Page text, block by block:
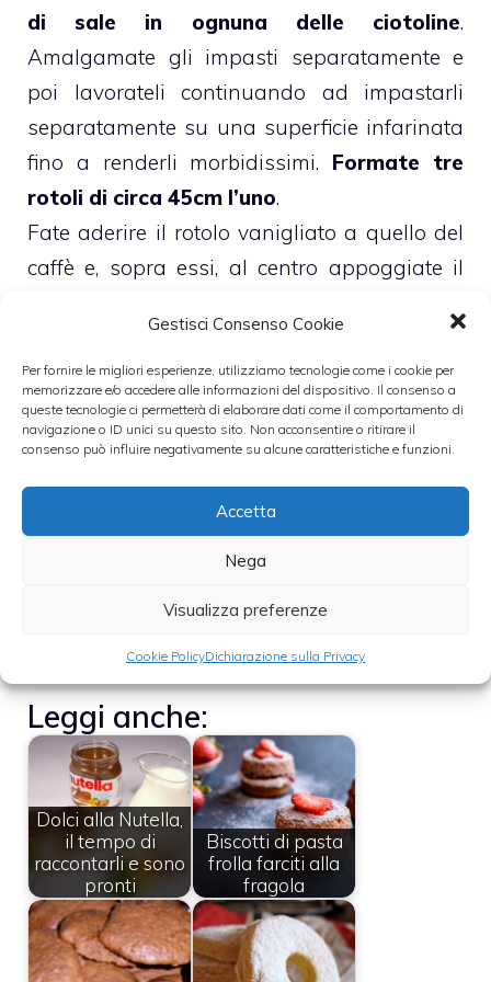
Gestisci Consenso Cookie
Per fornire le migliori esperienze, utilizziamo tecnologie come i cookie per
memorizzare e/o accedere alle informazioni del dispositivo. Il consenso a
queste tecnologie ci permetterà di elaborare dati come il comportamento di
navigazione o ID unici su questo sito. Non acconsentire o ritirare il
consenso può influire negativamente su alcune caratteristiche e funzioni.
Accetta
Nega
Visualizza preferenze
Cookie PolicyDichiarazione sulla Privacy
di sale in ognuna delle ciotoline.
Amalgamate gli impasti separatamente e
poi lavorateli continuando ad impastarli
separatamente su una superficie infarinata
fino a renderli morbidissimi. Formate tre
rotoli di circa 45cm l’uno.
Fate aderire il rotolo vanigliato a quello del
caffè e, sopra essi, al centro appoggiate il
Dividete i tre rotoli uniti insieme a metà e
fateli raffreddare in frigorifero per circa 4
ore.
1/2cm, sistematele sopra delle placche
imburrate e cuocete in forno già caldo per
Leggi anche:
Dolci alla Nutella,
il tempo di
raccontarli e sono
pronti
Biscotti di pasta
frolla farciti alla
fragola